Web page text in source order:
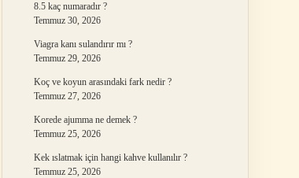
8.5 kaç numaradır ?
Temmuz 30, 2026
Viagra kanı sulandırır mı ?
Temmuz 29, 2026
Koç ve koyun arasındaki fark nedir ?
Temmuz 27, 2026
Korede ajumma ne demek ?
Temmuz 25, 2026
Kek ıslatmak için hangi kahve kullanılır ?
Temmuz 25, 2026